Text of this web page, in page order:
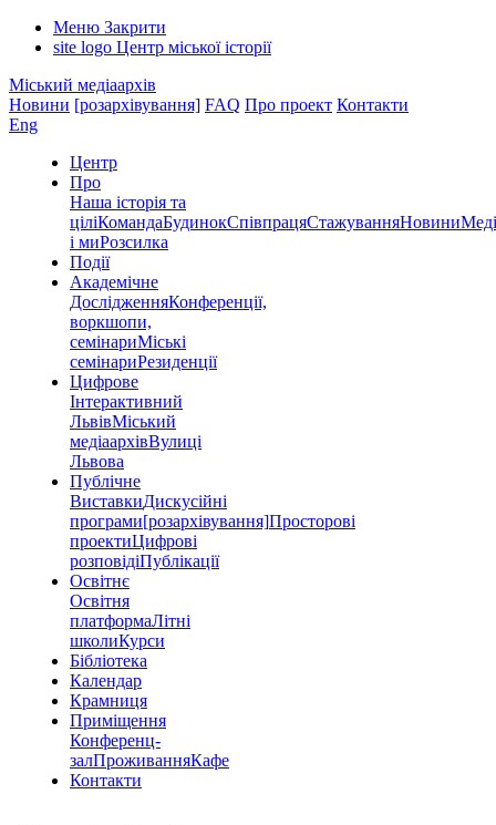
Меню Закрити
site logo Центр міської історії
Міський медіаархів
Новини [розархівування] FAQ Про проект Контакти
Eng
Центр
Про
Наша історія та
ціліКомандаБудинокСпівпрацяСтажуванняНовини
і миРозсилка
Події
Академічне
ДослідженняКонференції,
воркшопи,
семінариМіські
семінариРезиденції
Цифрове
Інтерактивний
ЛьвівМіський
медіаархівВулиці
Львова
Публічне
ВиставкиДискусійні
програми[розархівування]Просторові
проектиЦифрові
розповідіПублікації
Освітнє
Освітня
платформаЛітні
школиКурси
Бібліотека
Календар
Крамниця
Приміщення
Конференц-
залПроживанняКафе
Контакти